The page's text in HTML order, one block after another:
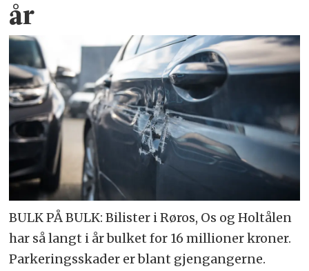
år
BULK PÅ BULK: Bilister i Røros, Os og Holtålen
har så langt i år bulket for 16 millioner kroner.
Parkeringsskader er blant gjengangerne.